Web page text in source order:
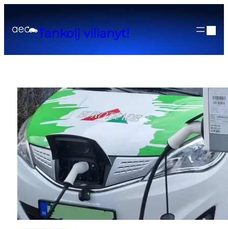
Tankolj villanyt!